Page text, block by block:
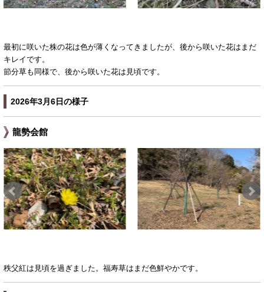
最初に咲いた株の花は色が薄くなってきましたが、後から咲いた花はまだ
キレイです。
節分草も同様で、後から咲いた花は見頃です。
2026年3月6日の様子
龍勢会館
秩父紅は見頃を過ぎました。福寿草はまだ色鮮やかです。